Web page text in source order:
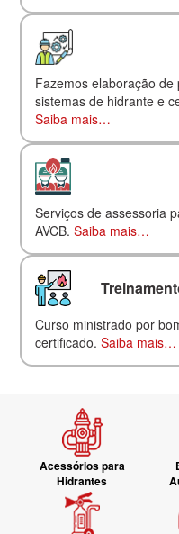
Fazemos elaboração
sistemas de hidrante e
Saiba mais…
Serviços de assessoria
AVCB.Saiba mais…
Curso ministrado por
certificado.Saiba mais…
Acessórios para
Hidrantes